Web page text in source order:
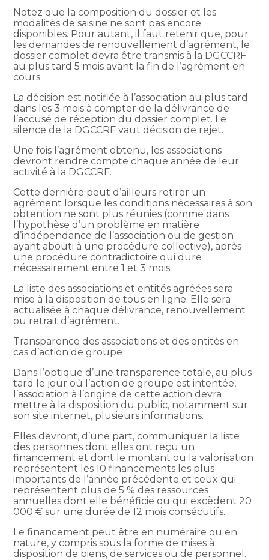
Notez que la composition du dossier et les
modalités de saisine ne sont pas encore
disponibles. Pour autant, il faut retenir que, pour
les demandes de renouvellement d’agrément, le
dossier complet devra être transmis à la DGCCRF
au plus tard 5 mois avant la fin de l’agrément en
cours.
La décision est notifiée à l’association au plus tard
dans les 3 mois à compter de la délivrance de
l’accusé de réception du dossier complet. Le
silence de la DGCCRF vaut décision de rejet.
Une fois l’agrément obtenu, les associations
devront rendre compte chaque année de leur
activité à la DGCCRF.
Cette dernière peut d’ailleurs retirer un
agrément lorsque les conditions nécessaires à son
obtention ne sont plus réunies (comme dans
l’hypothèse d’un problème en matière
d’indépendance de l’association ou de gestion
ayant abouti à une procédure collective), après
une procédure contradictoire qui dure
nécessairement entre 1 et 3 mois.
La liste des associations et entités agréées sera
mise à la disposition de tous en ligne. Elle sera
actualisée à chaque délivrance, renouvellement
ou retrait d’agrément.
Transparence des associations et des entités en
cas d’action de groupe
Dans l’optique d’une transparence totale, au plus
tard le jour où l’action de groupe est intentée,
l’association à l’origine de cette action devra
mettre à la disposition du public, notamment sur
son site internet, plusieurs informations.
Elles devront, d’une part, communiquer la liste
des personnes dont elles ont reçu un
financement et dont le montant ou la valorisation
représentent les 10 financements les plus
importants de l’année précédente et ceux qui
représentent plus de 5 % des ressources
annuelles dont elle bénéficie ou qui excèdent 20
000 € sur une durée de 12 mois consécutifs.
Le financement peut être en numéraire ou en
nature, y compris sous la forme de mises à
disposition de biens, de services ou de personnel.